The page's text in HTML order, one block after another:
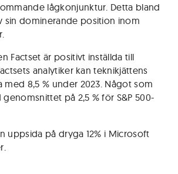
lågkonjunktur. Detta bland
sin dominerande position inom
Factset är positivt inställda till
analytiker kan teknikjättens
med 8,5 % under 2023. Något som
på 2,5 % för S&P 500-
uppsida på dryga 12% i Microsoft